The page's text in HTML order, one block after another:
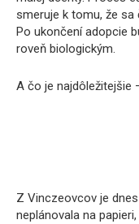
smeruje k tomu, že
Po ukončení adopcie
roveň biologickým.
A čo je najdôležitejšie
Z Vinczeovcov je
neplánovala na